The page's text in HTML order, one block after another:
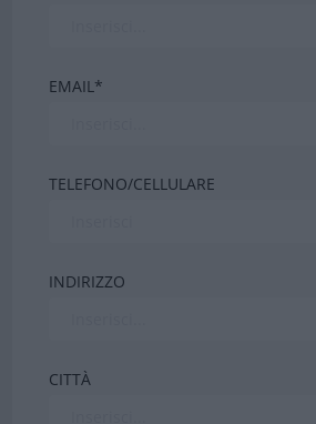
EMAIL*
TELEFONO/CELLULARE
INDIRIZZO
CITTÀ